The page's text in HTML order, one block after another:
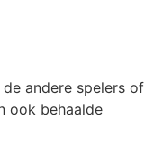
andere spelers of
ook behaalde